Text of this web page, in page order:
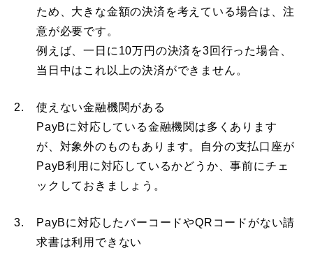
ため、大きな金額の決済を考えている場合は、注
意が必要です。
例えば、一日に10万円の決済を3回行った場合、
当日中はこれ以上の決済ができません。
2.
使えない金融機関がある
PayBに対応している金融機関は多くあります
が、対象外のものもあります。自分の支払口座が
PayB利用に対応しているかどうか、事前にチェ
ックしておきましょう。
3.
PayBに対応したバーコードやQRコードがない請
求書は利用できない